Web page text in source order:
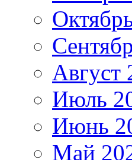
Август
Июль
Июнь
Май